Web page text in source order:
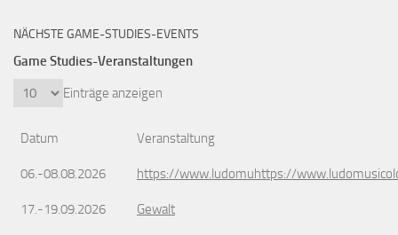
NÄCHSTE GAME-STUDIES-EVENTS
Game Studies-Veranstaltungen
Einträge anzeigen
Datum Veranstaltung
06.-08.08.2026 https://www.ludomuhttps://
17.-19.09.2026 Gewalt